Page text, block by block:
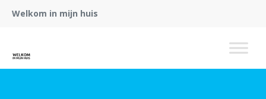
Welkom in mijn huis